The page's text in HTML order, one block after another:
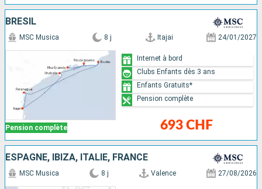
BRÉSIL
Pension complète
MSC Musica 8 j Itajai 24/01/2027
693 CHF
Internet à bord
Clubs Enfants dès 3 ans
Enfants Gratuits*
Pension complète
ESPAGNE, IBIZA, ITALIE, FRANCE
MSC Musica 8 j Valence 27/08/2026